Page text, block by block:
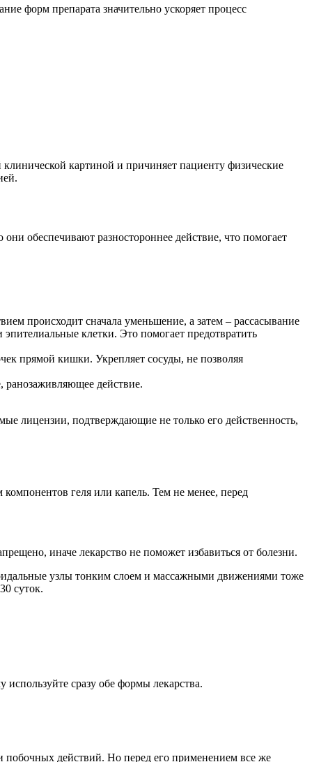
форм препарата значительно ускоряет процесс
картиной и причиняет пациенту физические
обеспечивают разностороннее действие, что помогает
происходит сначала уменьшение, а затем – рассасывание
клетки. Это помогает предотвратить
прямой кишки. Укрепляет сосуды, не позволяя
ранозаживляющее действие.
лицензии, подтверждающие не только его действенность,
геля или капель. Тем не менее, перед
иначе лекарство не поможет избавиться от болезни.
узлы тонким слоем и массажными движениями тоже
суток.
сразу обе формы лекарства.
побочных действий. Но перед его применением все же